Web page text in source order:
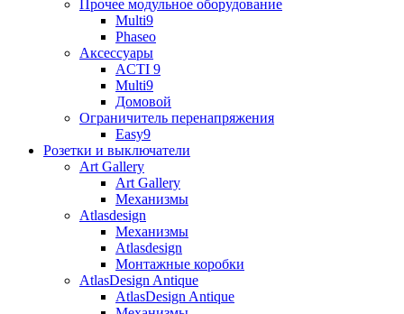
Прочее модульное оборудование
Multi9
Phaseo
Аксессуары
ACTI 9
Multi9
Домовой
Ограничитель перенапряжения
Easy9
Розетки и выключатели
Art Gallery
Art Gallery
Механизмы
Atlasdesign
Механизмы
Atlasdesign
Монтажные коробки
AtlasDesign Antique
AtlasDesign Antique